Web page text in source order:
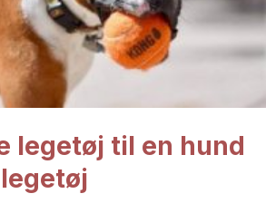
legetøj til en hund